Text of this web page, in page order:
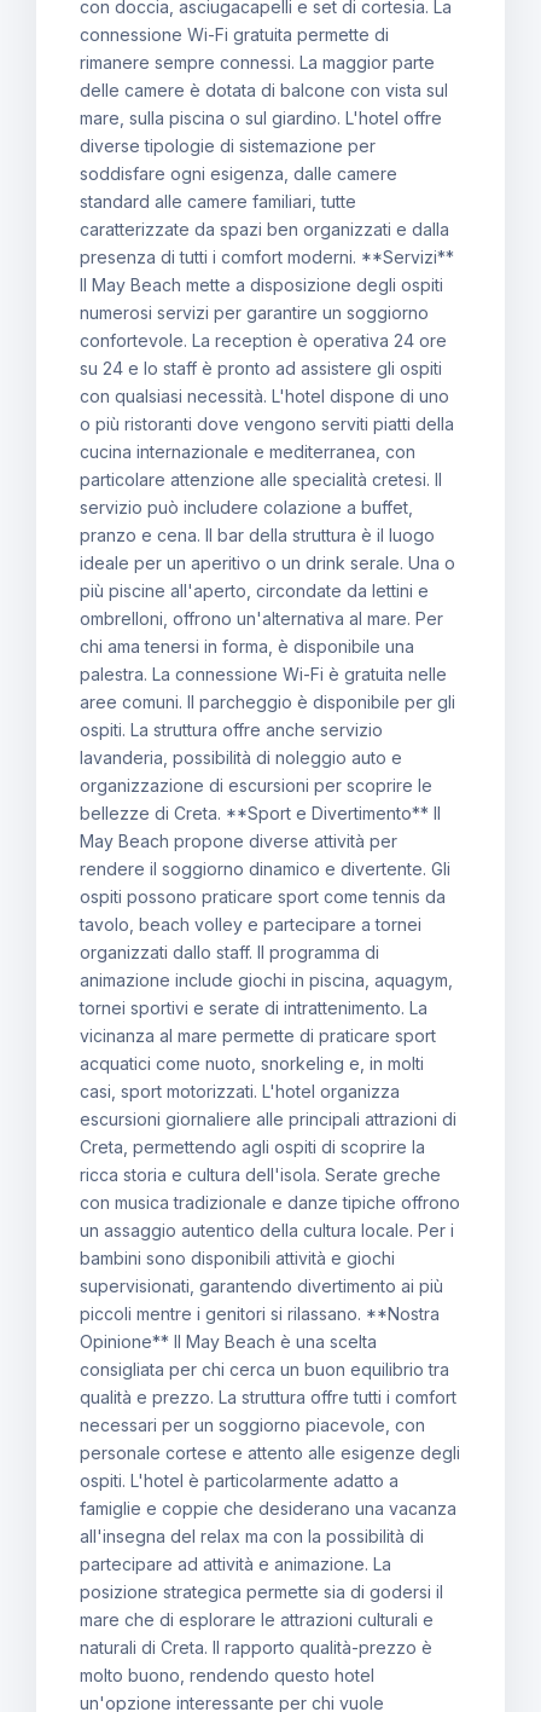
con doccia, asciugacapelli e set di cortesia. La
connessione Wi-Fi gratuita permette di
rimanere sempre connessi. La maggior parte
delle camere è dotata di balcone con vista sul
mare, sulla piscina o sul giardino. L'hotel offre
diverse tipologie di sistemazione per
soddisfare ogni esigenza, dalle camere
standard alle camere familiari, tutte
caratterizzate da spazi ben organizzati e dalla
presenza di tutti i comfort moderni. **Servizi**
Il May Beach mette a disposizione degli ospiti
numerosi servizi per garantire un soggiorno
confortevole. La reception è operativa 24 ore
su 24 e lo staff è pronto ad assistere gli ospiti
con qualsiasi necessità. L'hotel dispone di uno
o più ristoranti dove vengono serviti piatti della
cucina internazionale e mediterranea, con
particolare attenzione alle specialità cretesi. Il
servizio può includere colazione a buffet,
pranzo e cena. Il bar della struttura è il luogo
ideale per un aperitivo o un drink serale. Una o
più piscine all'aperto, circondate da lettini e
ombrelloni, offrono un'alternativa al mare. Per
chi ama tenersi in forma, è disponibile una
palestra. La connessione Wi-Fi è gratuita nelle
aree comuni. Il parcheggio è disponibile per gli
ospiti. La struttura offre anche servizio
lavanderia, possibilità di noleggio auto e
organizzazione di escursioni per scoprire le
bellezze di Creta. **Sport e Divertimento** Il
May Beach propone diverse attività per
rendere il soggiorno dinamico e divertente. Gli
ospiti possono praticare sport come tennis da
tavolo, beach volley e partecipare a tornei
organizzati dallo staff. Il programma di
animazione include giochi in piscina, aquagym,
tornei sportivi e serate di intrattenimento. La
vicinanza al mare permette di praticare sport
acquatici come nuoto, snorkeling e, in molti
casi, sport motorizzati. L'hotel organizza
escursioni giornaliere alle principali attrazioni di
Creta, permettendo agli ospiti di scoprire la
ricca storia e cultura dell'isola. Serate greche
con musica tradizionale e danze tipiche offrono
un assaggio autentico della cultura locale. Per i
bambini sono disponibili attività e giochi
supervisionati, garantendo divertimento ai più
piccoli mentre i genitori si rilassano. **Nostra
Opinione** Il May Beach è una scelta
consigliata per chi cerca un buon equilibrio tra
qualità e prezzo. La struttura offre tutti i comfort
necessari per un soggiorno piacevole, con
personale cortese e attento alle esigenze degli
ospiti. L'hotel è particolarmente adatto a
famiglie e coppie che desiderano una vacanza
all'insegna del relax ma con la possibilità di
partecipare ad attività e animazione. La
posizione strategica permette sia di godersi il
mare che di esplorare le attrazioni culturali e
naturali di Creta. Il rapporto qualità-prezzo è
molto buono, rendendo questo hotel
un'opzione interessante per chi vuole